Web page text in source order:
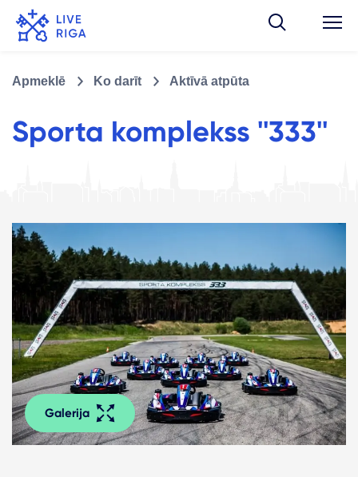
Apmeklē Ko darīt Aktīvā atpūta
Sporta komplekss ''333''
Galerija